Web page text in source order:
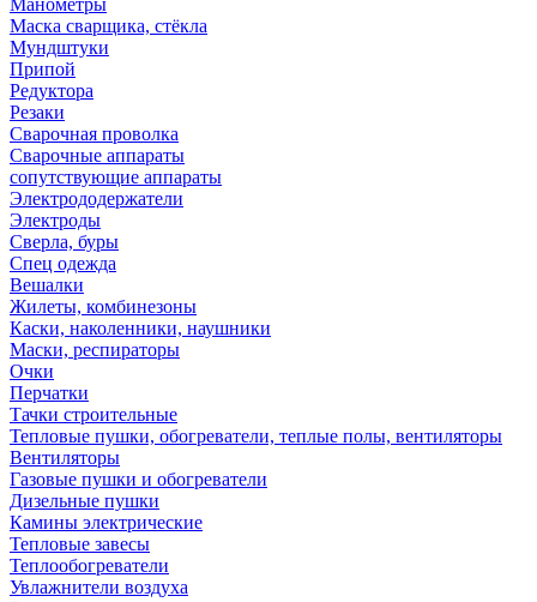
Манометры
Маска сварщика, стёкла
Мундштуки
Припой
Редуктора
Резаки
Сварочная проволка
Сварочные аппараты
сопутствующие аппараты
Электрододержатели
Электроды
Сверла, буры
Спец одежда
Вешалки
Жилеты, комбинезоны
Каски, наколенники, наушники
Маски, респираторы
Очки
Перчатки
Тачки строительные
Тепловые пушки, обогреватели, теплые полы, вентиляторы
Вентиляторы
Газовые пушки и обогреватели
Дизельные пушки
Камины электрические
Тепловые завесы
Теплообогреватели
Увлажнители воздуха